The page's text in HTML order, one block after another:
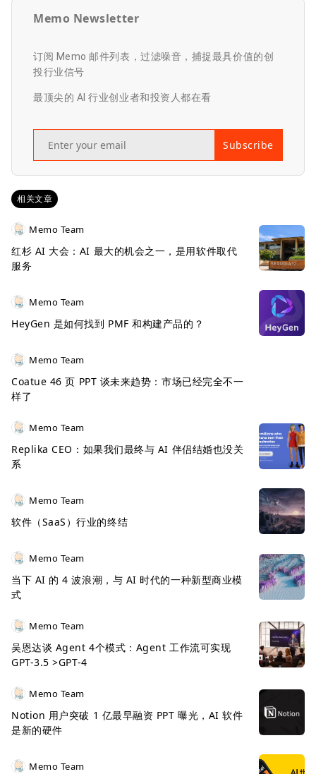
Memo Newsletter
订阅 Memo 邮件列表，过滤噪音，捕捉最具价值的创
投行业信号
最顶尖的 AI 行业创业者和投资人都在看
Subscribe
相关文章
Memo Team
红杉 AI 大会：AI 最大的机会之一，是用软件取代
服务
Memo Team
HeyGen 是如何找到 PMF 和构建产品的？
Memo Team
Coatue 46 页 PPT 谈未来趋势：市场已经完全不一
样了
Memo Team
Replika CEO：如果我们最终与 AI 伴侣结婚也没关
系
Memo Team
软件（SaaS）行业的终结
Memo Team
当下 AI 的 4 波浪潮，与 AI 时代的一种新型商业模
式
Memo Team
吴恩达谈 Agent 4个模式：Agent 工作流可实现
GPT-3.5 >GPT-4
Memo Team
Notion 用户突破 1 亿最早融资 PPT 曝光，AI 软件
是新的硬件
Memo Team